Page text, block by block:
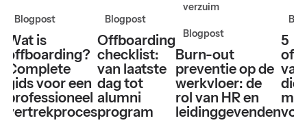
Blogpost
Wat is
offboarding?
Complete
gids voor een
professioneel
vertrekproces
Blogpost
Offboarding
checklist:
van laatste
dag tot
alumni
program
verzuim
Blogpost
Burn-out
preventie op de
werkvloer: de
rol van HR en
leidinggevenden
5
die